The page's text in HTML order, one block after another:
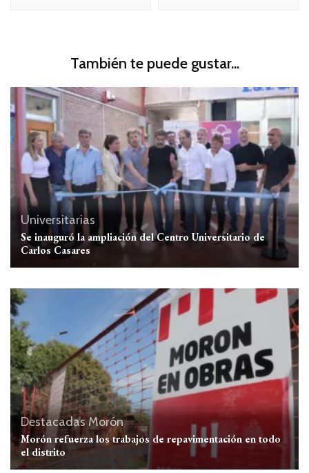
También te puede gustar...
Universitarias
Se inauguró la ampliación del Centro Universitario de
Carlos Casares
Destacadas Morón
Morón refuerza los trabajos de repavimentación en todo
el distrito